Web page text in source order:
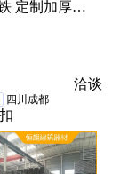
定制加厚紧
洽谈
四川成都